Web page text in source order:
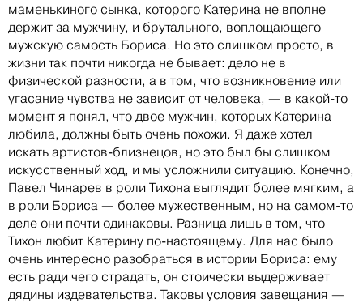
маменькиного сынка, которого Катерина не вполне
держит за мужчину, и брутального, воплощающего
мужскую самость Бориса. Но это слишком просто, в
жизни так почти никогда не бывает: дело не в
физической разности, а в том, что возникновение или
угасание чувства не зависит от человека, — в какой-то
момент я понял, что двое мужчин, которых Катерина
любила, должны быть очень похожи. Я даже хотел
искать артистов-близнецов, но это был бы слишком
искусственный ход, и мы усложнили ситуацию. Конечно,
Павел Чинарев в роли Тихона выглядит более мягким, а
в роли Бориса — более мужественным, но на самом-то
деле они почти одинаковы. Разница лишь в том, что
Тихон любит Катерину по-настоящему. Для нас было
очень интересно разобраться в истории Бориса: ему
есть ради чего страдать, он стоически выдерживает
дядины издевательства. Таковы условия завещания —